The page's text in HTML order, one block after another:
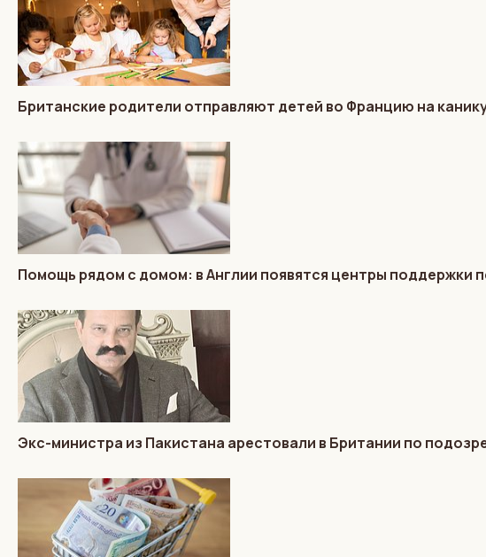
Британские родители отправляют детей во Францию на
Помощь рядом с домом: в Англии появятся центры поддержки
Экс-министра из Пакистана арестовали в Британии по